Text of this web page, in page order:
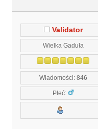
Validator
Wielka Gaduła
Wiadomości: 846
Płeć: